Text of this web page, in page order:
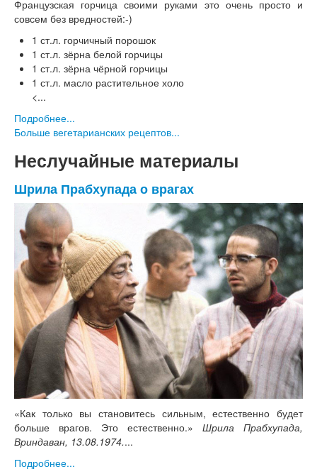
Французская горчица своими руками это очень просто и
совсем без вредностей:-)
1 ст.л. горчичный порошок
1 ст.л. зёрна белой горчицы
1 ст.л. зёрна чёрной горчицы
1 ст.л. масло растительное холо
<...
Подробнее...
Больше вегетарианских рецептов...
Неслучайные материалы
Шрила Прабхупада о врагах
«Как только вы становитесь сильным, естественно будет
больше врагов. Это естественно.» Шрила Прабхупада,
Вриндаван, 13.08.1974....
Подробнее...